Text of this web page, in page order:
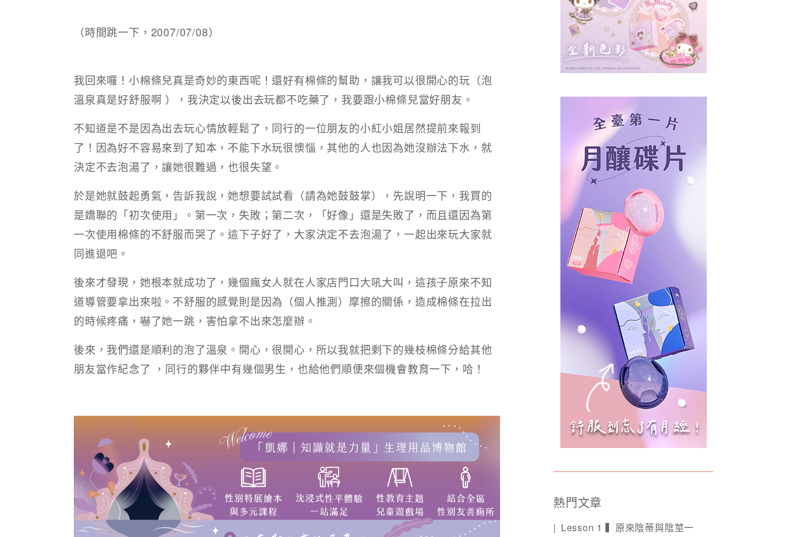
（時間跳一下，2007/07/08）
我回來囉！小棉條兒真是奇妙的東西呢！還好有棉條的幫助，讓我可以很開心的玩（泡
溫泉真是好舒服啊 ），我決定以後出去玩都不吃藥了，我要跟小棉條兒當好朋友。
不知道是不是因為出去玩心情放輕鬆了，同行的一位朋友的小紅小姐居然提前來報到
了！因為好不容易來到了知本，不能下水玩很懊惱，其他的人也因為她沒辦法下水，就
決定不去泡湯了，讓她很難過，也很失望。
於是她就鼓起勇氣，告訴我說，她想要試試看（請為她鼓鼓掌），先說明一下，我買的
是嬌聯的「初次使用」。第一次，失敗；第二次，「好像」還是失敗了，而且還因為第
一次使用棉條的不舒服而哭了。這下子好了，大家決定不去泡湯了，一起出來玩大家就
同進退吧。
後來才發現，她根本就成功了，幾個瘋女人就在人家店門口大吼大叫，這孩子原來不知
道導管要拿出來啦。不舒服的感覺則是因為（個人推測）摩擦的關係，造成棉條在拉出
的時候疼痛，嚇了她一跳，害怕拿不出來怎麼辦。
後來，我們還是順利的泡了溫泉。開心，很開心，所以我就把剩下的幾枝棉條分給其他
朋友當作紀念了 ，同行的夥伴中有幾個男生，也給他們順便來個機會教育一下，哈！
熱門文章
Lesson 1 ▍原來陰蒂與陰莖一